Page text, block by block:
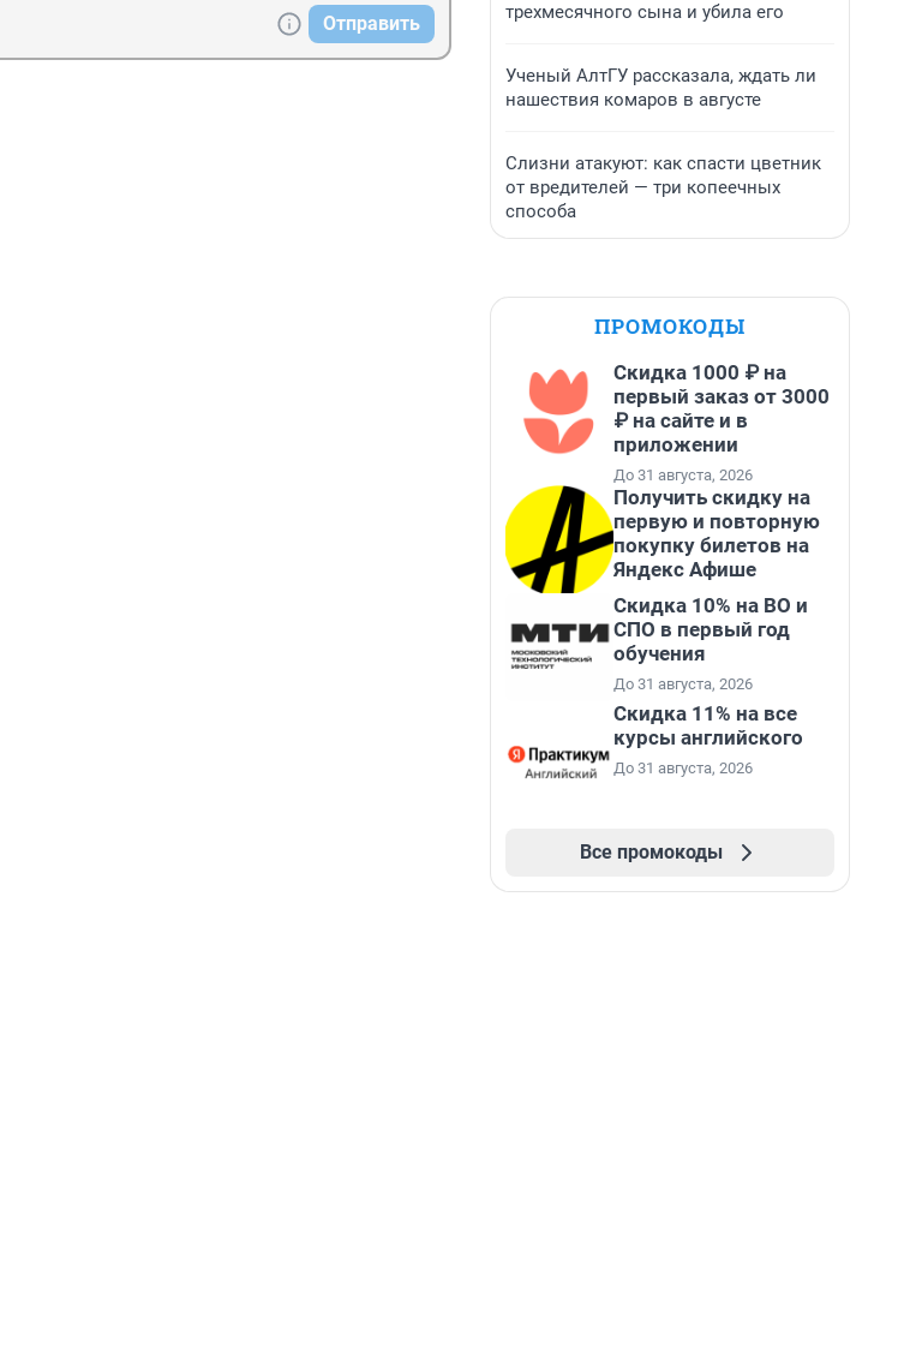
Отправить
трехмесячного сына и убила его
Ученый АлтГУ рассказала, ждать ли
нашествия комаров в августе
Слизни атакуют: как спасти цветник
от вредителей — три копеечных
способа
ПРОМОКОДЫ
Скидка 1000 ₽ на
первый заказ от 3000
₽ на сайте и в
приложении
До 31 августа, 2026
Получить скидку на
первую и повторную
покупку билетов на
Яндекс Афише
Скидка 10% на ВО и
СПО в первый год
обучения
До 31 августа, 2026
Скидка 11% на все
курсы английского
До 31 августа, 2026
Все промокоды